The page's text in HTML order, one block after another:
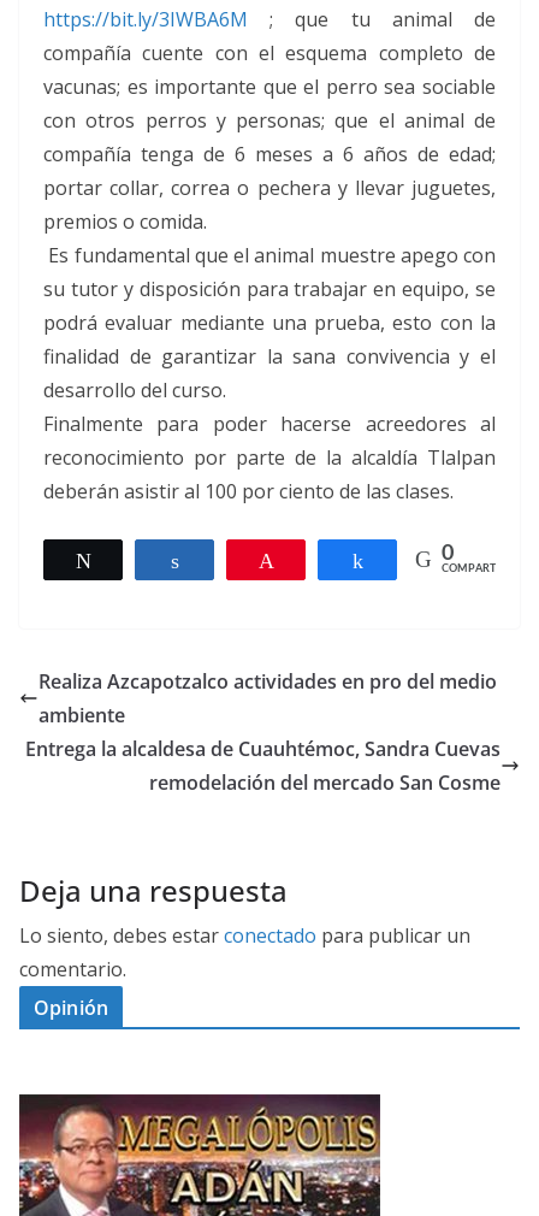
https://bit.ly/3IWBA6M ; que tu animal de
compañía cuente con el esquema completo de
vacunas; es importante que el perro sea sociable
con otros perros y personas; que el animal de
compañía tenga de 6 meses a 6 años de edad;
portar collar, correa o pechera y llevar juguetes,
premios o comida.
Es fundamental que el animal muestre apego con
su tutor y disposición para trabajar en equipo, se
podrá evaluar mediante una prueba, esto con la
finalidad de garantizar la sana convivencia y el
desarrollo del curso.
Finalmente para poder hacerse acreedores al
reconocimiento por parte de la alcaldía Tlalpan
deberán asistir al 100 por ciento de las clases.
Compartir Compartir
0
COMPARTIR
Realiza Azcapotzalco actividades en pro del medio
ambiente
Entrega la alcaldesa de Cuauhtémoc, Sandra Cuevas
remodelación del mercado San Cosme
Deja una respuesta
Lo siento, debes estarconectado para publicar un
comentario.
Opinión
I
C
E
N
P
E
G
A
L